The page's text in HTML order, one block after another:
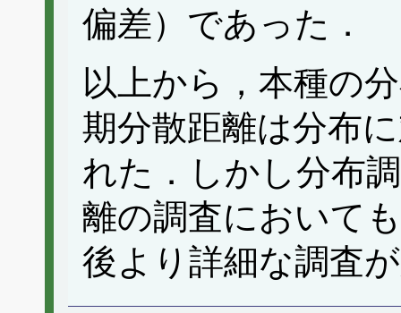
偏差）であった．
以上から，本種の
期分散距離は分布
れた．しかし分布
離の調査において
後より詳細な調査